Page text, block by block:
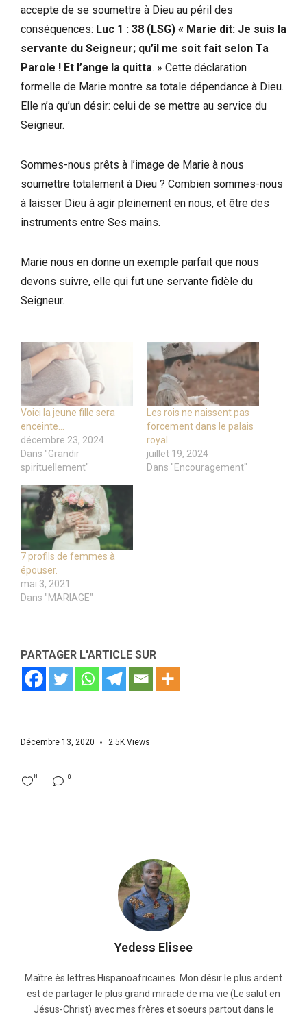
accepte de se soumettre à Dieu au péril des
conséquences: Luc 1 : 38 (LSG) « Marie dit: Je suis la
servante du Seigneur; qu’il me soit fait selon Ta
Parole ! Et l’ange la quitta. » Cette déclaration
formelle de Marie montre sa totale dépendance à Dieu.
Elle n’a qu’un désir: celui de se mettre au service du
Seigneur.
Sommes-nous prêts à l’image de Marie à nous
soumettre totalement à Dieu ? Combien sommes-nous
à laisser Dieu à agir pleinement en nous, et être des
instruments entre Ses mains.
Marie nous en donne un exemple parfait que nous
devons suivre, elle qui fut une servante fidèle du
Seigneur.
Voici la jeune fille sera
enceinte…
décembre 23, 2024
Dans "Grandir
spirituellement"
Les rois ne naissent pas
forcement dans le palais
royal
juillet 19, 2024
Dans "Encouragement"
7 profils de femmes à
épouser.
mai 3, 2021
Dans "MARIAGE"
PARTAGER L'ARTICLE SUR
Décembre 13, 2020 2.5K Views
0
8
Yedess Elisee
Maître ès lettres Hispanoafricaines. Mon désir le plus ardent
est de partager le plus grand miracle de ma vie (Le salut en
Jésus-Christ) avec mes frères et soeurs partout dans le